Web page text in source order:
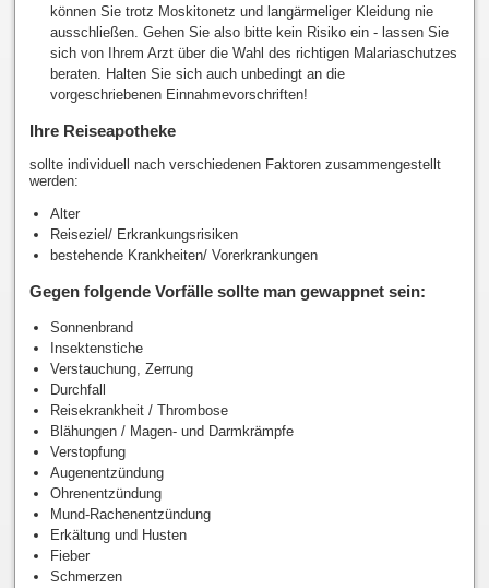
können Sie trotz Moskitonetz und langärmeliger Kleidung nie
ausschließen. Gehen Sie also bitte kein Risiko ein - lassen Sie
sich von Ihrem Arzt über die Wahl des richtigen Malariaschutzes
beraten. Halten Sie sich auch unbedingt an die
vorgeschriebenen Einnahmevorschriften!
Ihre Reiseapotheke
sollte individuell nach verschiedenen Faktoren zusammengestellt
werden:
Alter
Reiseziel/ Erkrankungsrisiken
bestehende Krankheiten/ Vorerkrankungen
Gegen folgende Vorfälle sollte man gewappnet sein:
Sonnenbrand
Insektenstiche
Verstauchung, Zerrung
Durchfall
Reisekrankheit / Thrombose
Blähungen / Magen- und Darmkrämpfe
Verstopfung
Augenentzündung
Ohrenentzündung
Mund-Rachenentzündung
Erkältung und Husten
Fieber
Schmerzen